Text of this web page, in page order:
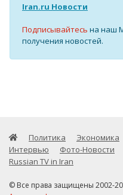
Iran.ru Новости
Подписывайтесь на наш
получения новостей.
Политика Экономика
Интервью
Фото-Новости
Russian TV in Iran
© Все права защищены 2002-